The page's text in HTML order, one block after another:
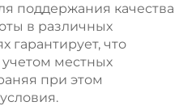
поддержания качества
в различных
гарантирует, что
местных
при этом